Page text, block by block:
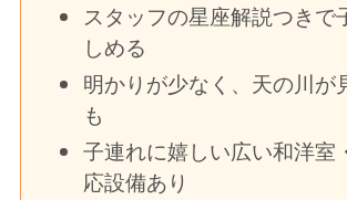
スタッフの星座解説つきで
しめる
明かりが少なく、天の川が
も
子連れに嬉しい広い和洋室
応設備あり